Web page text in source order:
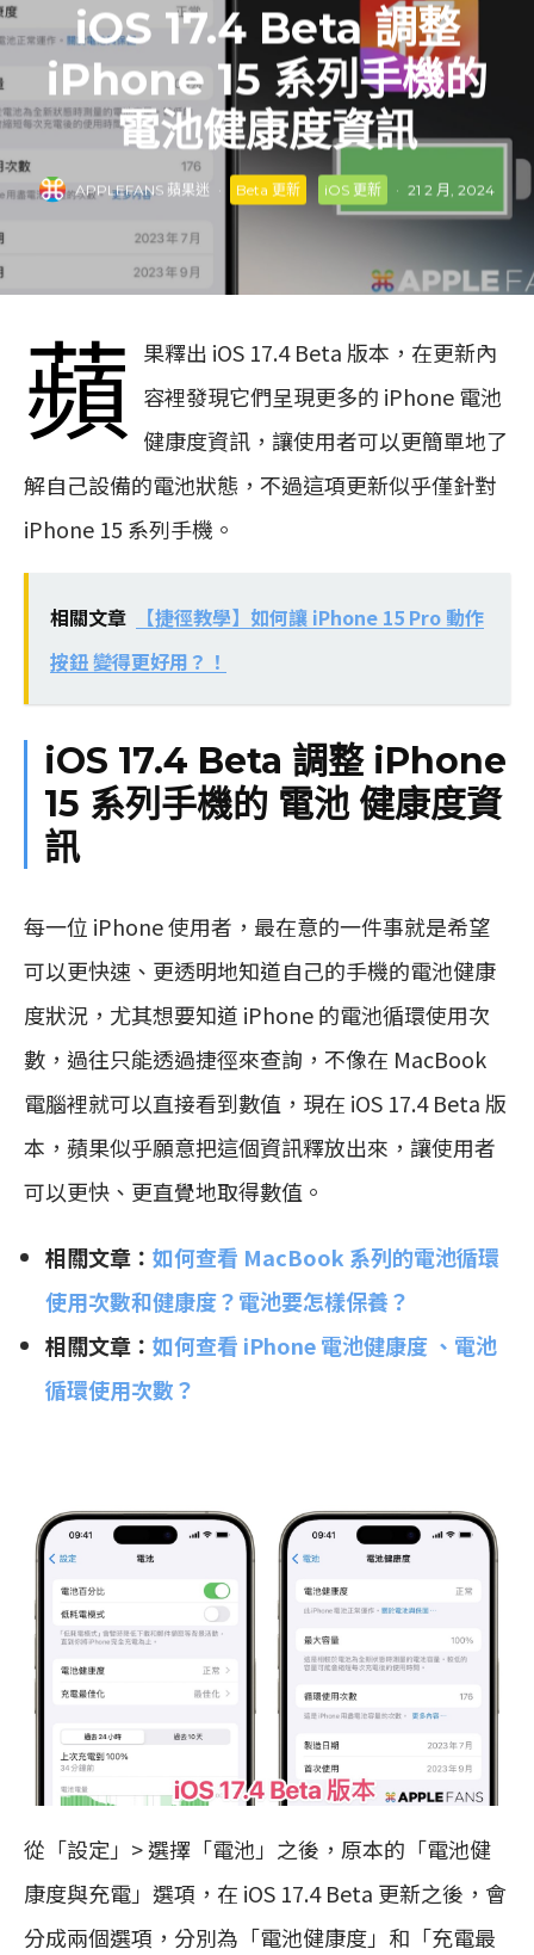
iOS 17.4 Beta 調整
iPhone 15 系列手機的
電池健康度資訊
APPLEFANS 蘋果迷 Beta 更新 iOS 更新 · 21 2 月, 2024
蘋
果釋出 iOS 17.4 Beta 版本，在更新內
容裡發現它們呈現更多的 iPhone 電池
健康度資訊，讓使用者可以更簡單地了
解自己設備的電池狀態，不過這項更新似乎僅針對
iPhone 15 系列手機。
相關文章
【捷徑教學】如何讓 iPhone 15 Pro 動作
按鈕 變得更好用？！
iOS 17.4 Beta 調整 iPhone
15 系列手機的 電池 健康度資
訊
每一位 iPhone 使用者，最在意的一件事就是希望
可以更快速、更透明地知道自己的手機的電池健康
度狀況，尤其想要知道 iPhone 的電池循環使用次
數，過往只能透過捷徑來查詢，不像在 MacBook
電腦裡就可以直接看到數值，現在 iOS 17.4 Beta 版
本，蘋果似乎願意把這個資訊釋放出來，讓使用者
可以更快、更直覺地取得數值。
相關文章： 如何查看 MacBook 系列的電池循環
使用次數和健康度？電池要怎樣保養？
相關文章： 如何查看 iPhone 電池健康度 、電池
循環使用次數？
從「設定」> 選擇「電池」之後，原本的「電池健
康度與充電」選項，在 iOS 17.4 Beta 更新之後，會
分成兩個選項，分別為「電池健康度」和「充電最